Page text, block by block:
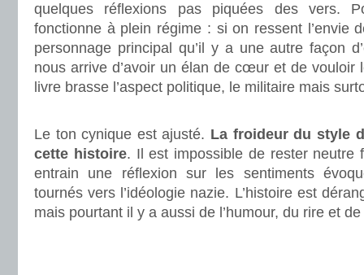
quelques réflexions pas piquées des vers.
fonctionne à plein régime : si on ressent l’envie
personnage principal qu’il y a une autre façon
nous arrive d’avoir un élan de cœur et de vouloir
livre brasse l’aspect politique, le militaire mais
Le ton cynique est ajusté. La froideur du style
cette histoire. Il est impossible de rester neutre
entrain une réflexion sur les sentiments
tournés vers l’idéologie nazie. L’histoire est
mais pourtant il y a aussi de l’humour, du rire et de